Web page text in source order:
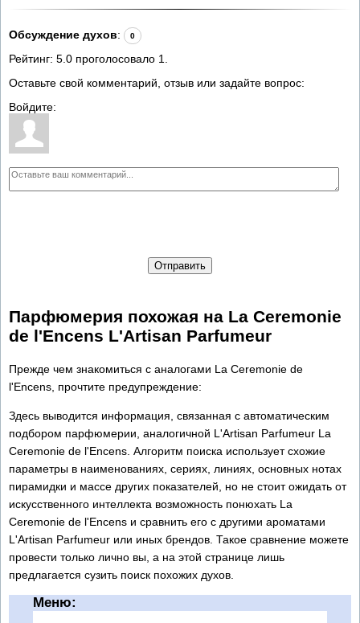
Обсуждение духов: 0
Рейтинг: 5.0 проголосовало 1
Оставьте свой комментарий, отзыв или задайте вопрос:
Войдите:
Отправить
Парфюмерия похожая на La Ceremonie
de l'Encens L'Artisan Parfumeur
Прежде чем знакомиться с аналогами La Ceremonie de
l'Encens, прочтите предупреждение:
Здесь выводится информация, связанная с автоматическим
подбором парфюмерии, аналогичной L'Artisan Parfumeur La
Ceremonie de l'Encens. Алгоритм поиска использует схожие
параметры в наименованиях, сериях, линиях, основных нотах
пирамидки и массе других показателей, но не стоит ожидать от
искусственного интеллекта возможность понюхать La
Ceremonie de l'Encens и сравнить его с другими ароматами
L'Artisan Parfumeur или иных брендов. Такое сравнение можете
провести только лично вы, а на этой странице лишь
предлагается сузить поиск похожих духов.
Меню: